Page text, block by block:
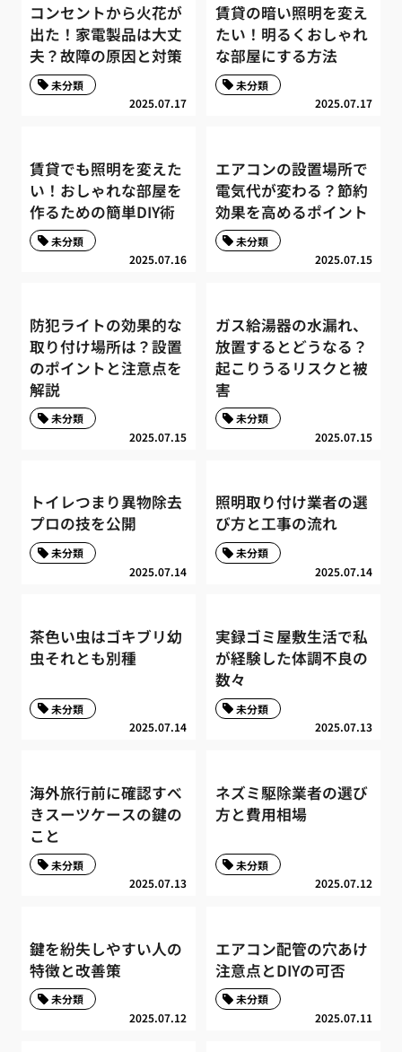
コンセントから火花が
出た！家電製品は大丈
夫？故障の原因と対策
2025.07.17
未分類
賃貸の暗い照明を変え
たい！明るくおしゃれ
な部屋にする方法
2025.07.17
未分類
賃貸でも照明を変えた
い！おしゃれな部屋を
作るための簡単DIY術
2025.07.16
未分類
エアコンの設置場所で
電気代が変わる？節約
効果を高めるポイント
2025.07.15
未分類
防犯ライトの効果的な
取り付け場所は？設置
のポイントと注意点を
解説
2025.07.15
未分類
ガス給湯器の水漏れ、
放置するとどうなる？
起こりうるリスクと被
害
2025.07.15
未分類
トイレつまり異物除去
プロの技を公開
2025.07.14
未分類
照明取り付け業者の選
び方と工事の流れ
2025.07.14
未分類
茶色い虫はゴキブリ幼
虫それとも別種
2025.07.14
未分類
実録ゴミ屋敷生活で私
が経験した体調不良の
数々
2025.07.13
未分類
海外旅行前に確認すべ
きスーツケースの鍵の
こと
2025.07.13
未分類
ネズミ駆除業者の選び
方と費用相場
2025.07.12
未分類
鍵を紛失しやすい人の
特徴と改善策
2025.07.12
未分類
エアコン配管の穴あけ
注意点とDIYの可否
2025.07.11
未分類